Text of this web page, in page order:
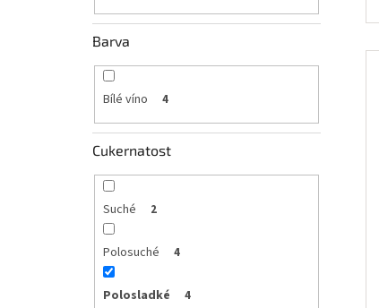
Barva
Bílé víno 4
Cukernatost
Suché 2
Polosuché 4
Polosladké 4